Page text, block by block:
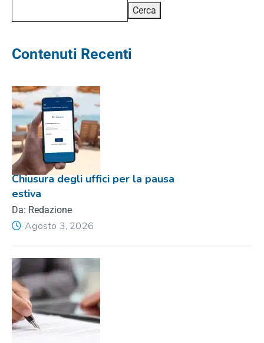
Cerca
Contenuti Recenti
Chiusura degli uffici per la pausa
estiva
Da: Redazione
Agosto 3, 2026